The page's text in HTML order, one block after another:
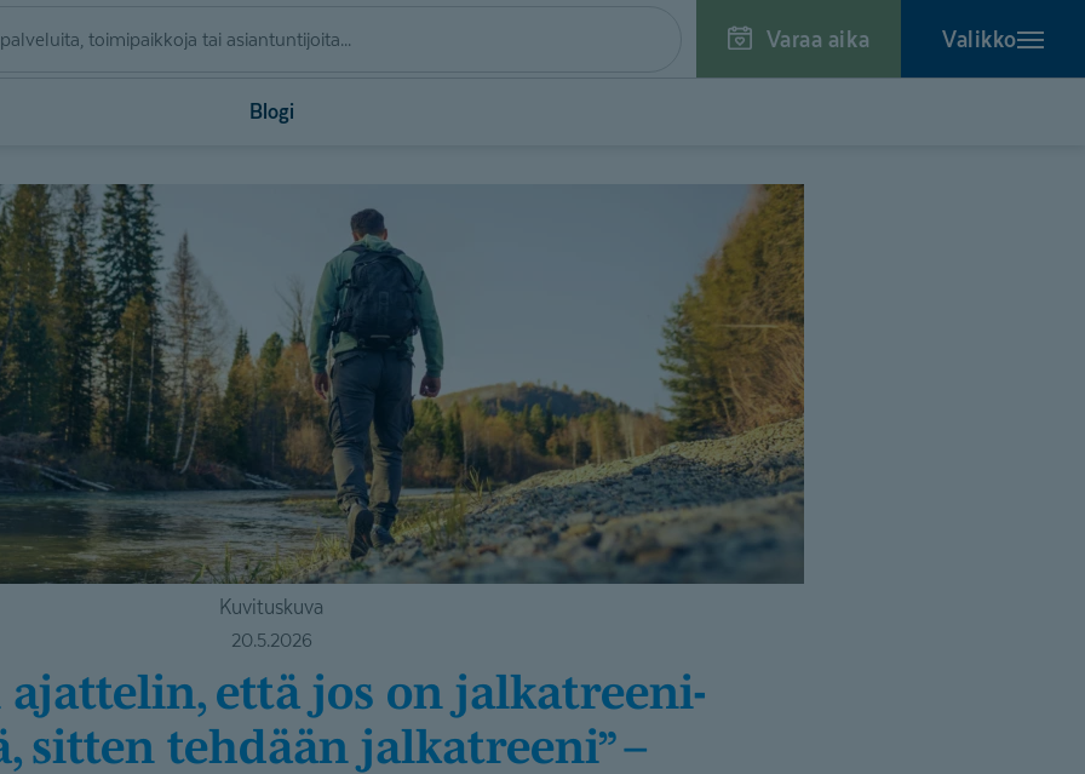
Varaa aika Valikko
Blogi
Kuvituskuva
20.5.2026
sitten tehdään jalkatreeni” –